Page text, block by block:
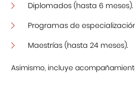
Diplomados (hasta 6 meses).
Programas de
Maestrías (hasta 24 meses).
Asimismo, incluye